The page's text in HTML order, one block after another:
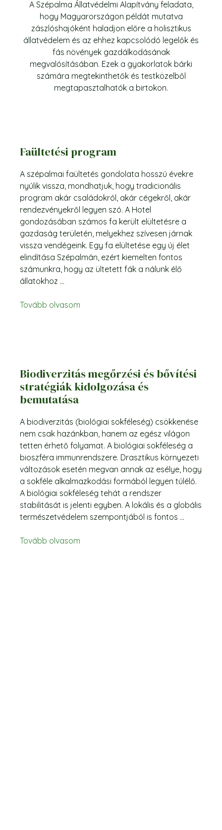
A Szépalma Állatvédelmi Alapítvány feladata,
hogy Magyarországon példát mutatva
zászlóshajóként haladjon előre a holisztikus
állatvédelem és az ehhez kapcsolódó legelők és
fás növények gazdálkodásának
megvalósításában. Ezek a gyakorlatok bárki
számára megtekinthetők és testközelből
megtapasztalhatók a birtokon.
Faültetési program
A szépalmai faültetés gondolata hosszú évekre
nyúlik vissza, mondhatjuk, hogy tradicionális
program akár családokról, akár cégekről, akár
rendezvényekről legyen szó. A Hotel
gondozásában számos fa került elültetésre a
gazdaság területén, melyekhez szívesen járnak
vissza vendégeink. Egy fa elültetése egy új élet
elindítása Szépalmán, ezért kiemelten fontos
számunkra, hogy az ültetett fák a nálunk élő
állatokhoz ...
Tovább olvasom
Biodiverzitás megőrzési és bővítési
stratégiák kidolgozása és
bemutatása
A biodiverzitás (biológiai sokféleség) csökkenése
nem csak hazánkban, hanem az egész világon
tetten érhető folyamat. A biológiai sokféleség a
bioszféra immunrendszere. Drasztikus környezeti
változások esetén megvan annak az esélye, hogy
a sokféle alkalmazkodási formából legyen túlélő.
A biológiai sokféleség tehát a rendszer
stabilitását is jelenti egyben. A lokális és a globális
természetvédelem szempontjából is fontos ...
Tovább olvasom